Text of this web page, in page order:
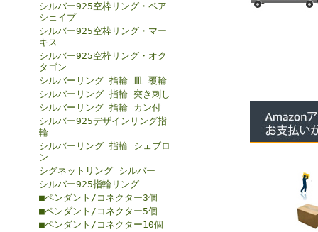
シルバー925空枠リング・ペア
シェイプ
シルバー925空枠リング・マー
キス
シルバー925空枠リング・オク
タゴン
シルバーリング 指輪 皿 覆輪
シルバーリング 指輪 突き刺し
シルバーリング 指輪 カン付
シルバー925デザインリング指
輪
シルバーリング 指輪 シェブロ
ン
シグネットリング シルバー
シルバー925指輪リング
■ペンダント/コネクター3個
■ペンダント/コネクター5個
■ペンダント/コネクター10個